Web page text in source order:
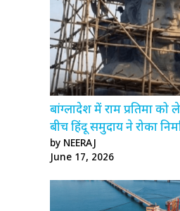
बांग्लादेश में राम प्रतिमा
बीच हिंदू समुदाय ने रोका
by NEERAJ
June 17, 2026